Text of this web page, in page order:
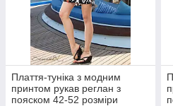
Плаття-туніка з модним
принтом рукав реглан з
пояском 42-52 розміри